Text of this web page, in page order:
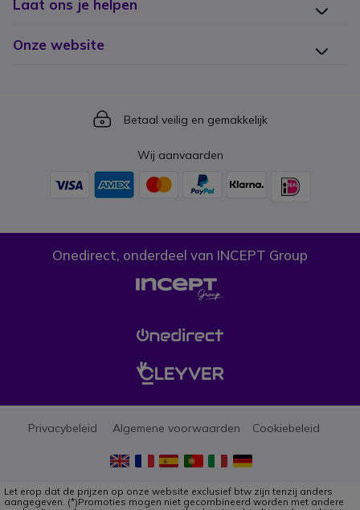
Laat ons je helpen
Onze website
Icon
Betaal veilig en gemakkelijk
Wij aanvaarden
Onedirect, onderdeel van INCEPT Group
Privacybeleid Algemene voorwaarden Cookiebeleid
Let erop dat de prijzen op onze website exclusief btw zijn tenzij anders
aangegeven. (*)Promoties mogen niet gecombineerd worden met andere